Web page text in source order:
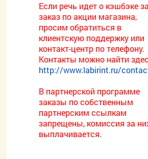
Если речь идет о кэшбэке за
заказ по акции магазина,
просим обратиться в
клиентскую поддержку или
контакт-центр по телефону.
Контакты можно найти
http://www.labirint.ru/
В партнерской программе
заказы по собственным
партнерским ссылкам
запрещены, комиссия за
выплачивается.